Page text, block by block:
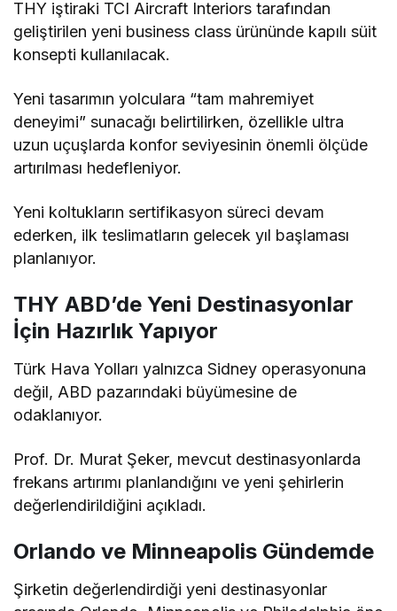
THY iştiraki TCI Aircraft Interiors tarafından
geliştirilen yeni business class ürününde kapılı süit
konsepti kullanılacak.
Yeni tasarımın yolculara “tam mahremiyet
deneyimi” sunacağı belirtilirken, özellikle ultra
uzun uçuşlarda konfor seviyesinin önemli ölçüde
artırılması hedefleniyor.
Yeni koltukların sertifikasyon süreci devam
ederken, ilk teslimatların gelecek yıl başlaması
planlanıyor.
THY ABD’de Yeni Destinasyonlar
İçin Hazırlık Yapıyor
Türk Hava Yolları yalnızca Sidney operasyonuna
değil, ABD pazarındaki büyümesine de
odaklanıyor.
Prof. Dr. Murat Şeker, mevcut destinasyonlarda
frekans artırımı planlandığını ve yeni şehirlerin
değerlendirildiğini açıkladı.
Orlando ve Minneapolis Gündemde
Şirketin değerlendirdiği yeni destinasyonlar